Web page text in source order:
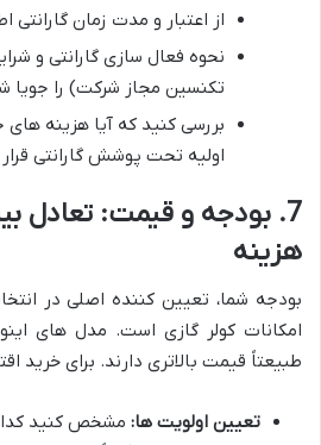
از اعتبار و مدت زمان
نحوه فعال سازی گارانتی و
تکنسین مجاز شرکت) را جویا
بررسی کنید که آیا هزینه
اولیه تحت پوشش گارانتی
7. بودجه و قیمت: تعادل
هزینه
بودجه شما، تعیین کننده اصلی در
امکانات کولر گازی است. مدل های
طبیعتاً قیمت بالاتری دارند. برای خرید
تعیین اولویت ها: مشخص کنید